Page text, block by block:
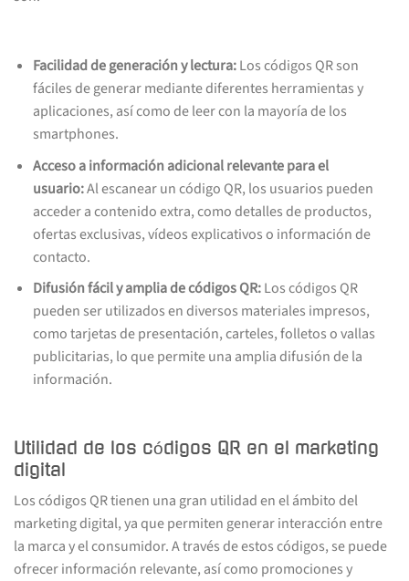
Facilidad de generación y lectura:Los códigos QR son
fáciles de generar mediante diferentes herramientas y
aplicaciones, así como de leer con la mayoría de los
smartphones.
Acceso a información adicional relevante para el
usuario:Al escanear un código QR, los usuarios pueden
acceder a contenido extra, como detalles de productos,
ofertas exclusivas, vídeos explicativos o información de
contacto.
Difusión fácil y amplia de códigos QR:Los códigos QR
pueden ser utilizados en diversos materiales impresos,
como tarjetas de presentación, carteles, folletos o vallas
publicitarias, lo que permite una amplia difusión de la
información.
Utilidad de los códigos QR en el marketing
digital
Los códigos QR tienen una gran utilidad en el ámbito del
marketing digital, ya que permiten generar interacción entre
la marca y el consumidor. A través de estos códigos, se puede
ofrecer información relevante, así como promociones y